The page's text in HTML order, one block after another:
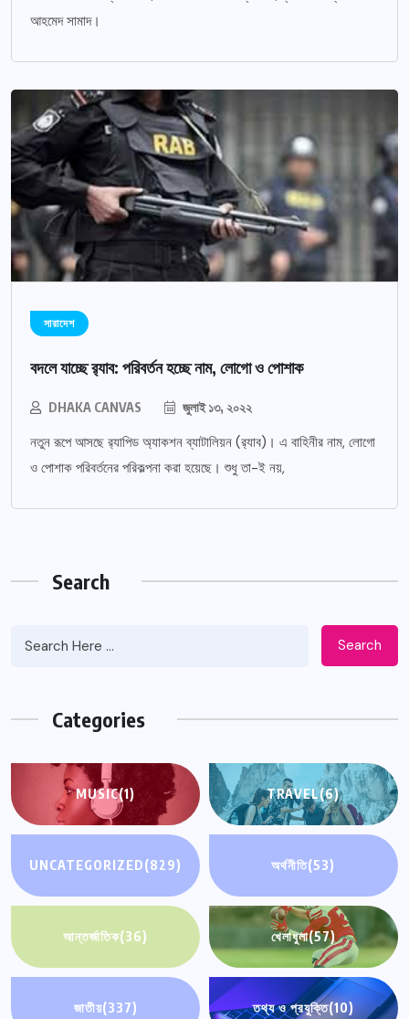
আহমেদ সামাদ।
সারাদেশ
বদলে যাচ্ছে র‌্যাব: পরিবর্তন হচ্ছে নাম, লোগো ও পোশাক
DHAKA CANVAS জুলাই ১৩, ২০২২
নতুন রূপে আসছে র‌্যাপিড অ্যাকশন ব্যাটালিয়ন (র‌্যাব)। এ বাহিনীর নাম, লোগো
ও পোশাক পরিবর্তনের পরিকল্পনা করা হয়েছে। শুধু তা-ই নয়,
Search
Search
Categories
MUSIC(1) TRAVEL(6)
UNCATEGORIZED(829) অর্থনীতি(53)
আন্তর্জাতিক(36) খেলাধুলা(57)
জাতীয়(337) তথ্য ও প্রযুক্তি(10)